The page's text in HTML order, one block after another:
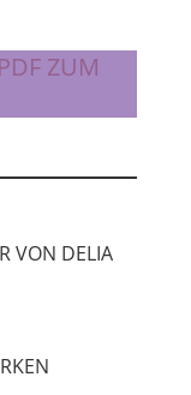
ZUM
VON DELIA